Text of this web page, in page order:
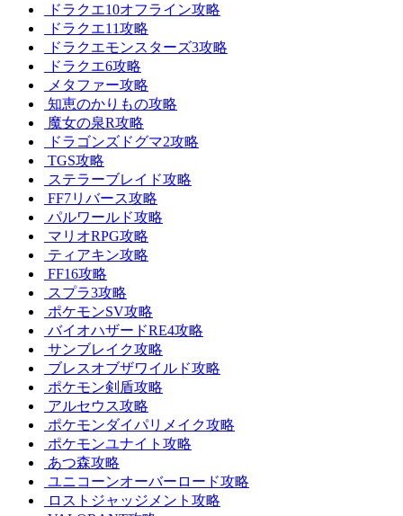
ドラクエ10オフライン攻略
ドラクエ11攻略
ドラクエモンスターズ3攻略
ドラクエ6攻略
メタファー攻略
知恵のかりもの攻略
魔女の泉R攻略
ドラゴンズドグマ2攻略
TGS攻略
ステラーブレイド攻略
FF7リバース攻略
パルワールド攻略
マリオRPG攻略
ティアキン攻略
FF16攻略
スプラ3攻略
ポケモンSV攻略
バイオハザードRE4攻略
サンブレイク攻略
ブレスオブザワイルド攻略
ポケモン剣盾攻略
アルセウス攻略
ポケモンダイパリメイク攻略
ポケモンユナイト攻略
あつ森攻略
ユニコーンオーバーロード攻略
ロストジャッジメント攻略